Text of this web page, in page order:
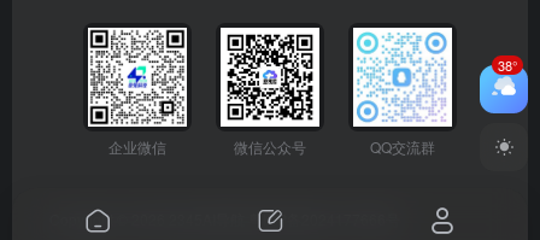
企业微信 微信公众号 QQ交流群
Copyright © 2026 粤ICP备2024177666号
38°